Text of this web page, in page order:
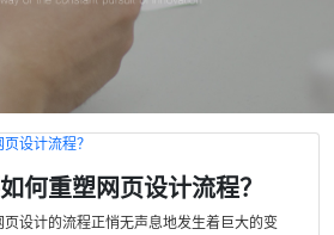
何重塑网页设计流程？
设计的流程正悄无声息地发生着巨大的变